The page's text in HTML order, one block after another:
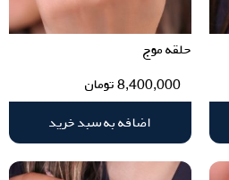
حلقه موج
8,400,000تومان
اضافه به سبد خرید